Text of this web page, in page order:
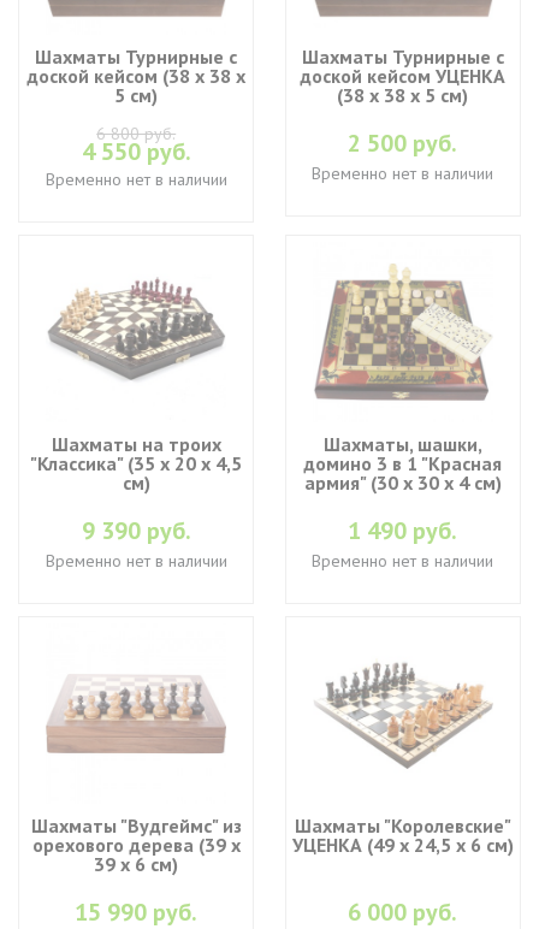
Шахматы Турнирные с
доской кейсом (38 х 38 х
5 см)
6 800 руб.
4 550 руб.
Временно нет в наличии
Шахматы Турнирные с
доской кейсом УЦЕНКА
(38 х 38 х 5 см)
2 500 руб.
Временно нет в наличии
Шахматы на троих
"Классика" (35 х 20 х 4,5
см)
9 390 руб.
Временно нет в наличии
Шахматы, шашки,
домино 3 в 1 "Красная
армия" (30 х 30 х 4 см)
1 490 руб.
Временно нет в наличии
Шахматы "Вудгеймс" из
орехового дерева (39 х
39 х 6 см)
15 990 руб.
Шахматы "Королевские"
УЦЕНКА (49 х 24,5 х 6 см)
6 000 руб.